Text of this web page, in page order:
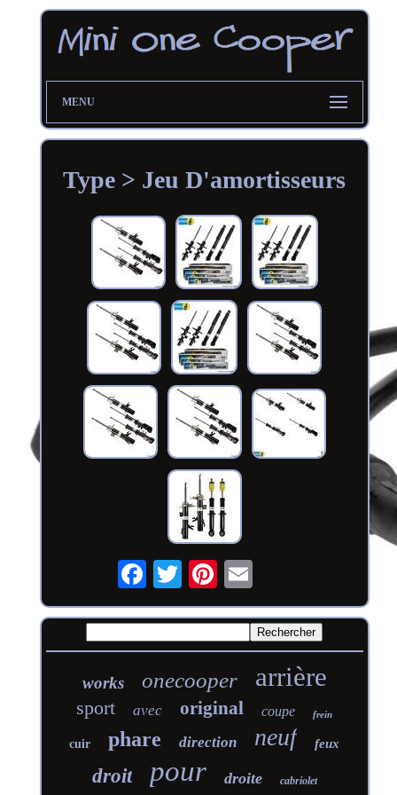
MENU
Type > Jeu D'amortisseurs
works onecooper arrière
sport avec original coupe frein
cuir phare direction neuf feux
droit pour droite cabriolet